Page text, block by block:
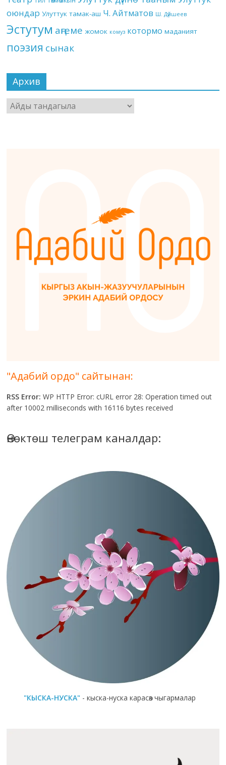
оюндар Улуттук тамак-аш Ч. Айтматов Ш. Дүйшеев
Эстутум аңгеме жомок комуз котормо маданият
поэзия сынак
Архив
Архив
"Адабий ордо" сайтынан:
RSS Error: WP HTTP Error: cURL error 28: Operation timed out
after 10002 milliseconds with 16116 bytes received
Өнөктөш телеграм каналдар:
"КЫСКА-НУСКА" - кыска-нуска карасөз чыгармалар